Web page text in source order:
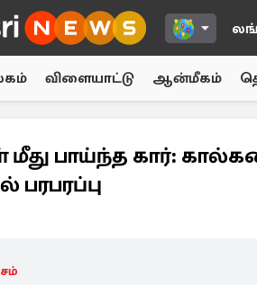
விளையாட்டு ஆன்மீகம்
மீது பாய்ந்த கார்:
பரபரப்பு